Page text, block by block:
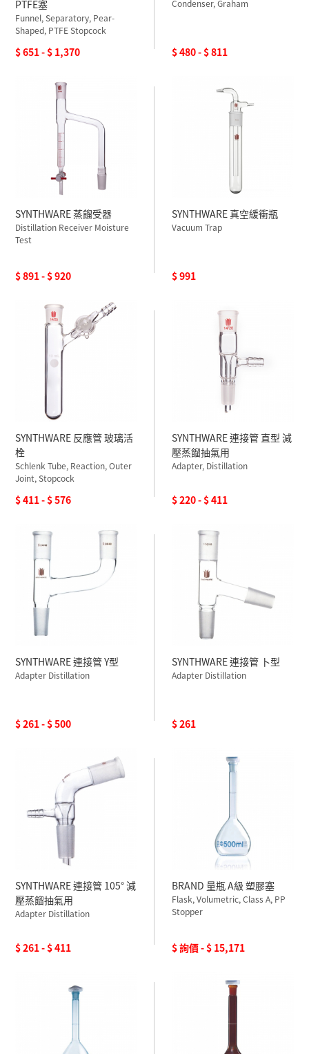
PTFE塞
Funnel, Separatory, Pear-
Shaped, PTFE Stopcock
$ 651 - $ 1,370
Condenser, Graham
$ 480 - $ 811
SYNTHWARE 蒸餾受器
Distillation Receiver Moisture
Test
$ 891 - $ 920
SYNTHWARE 真空緩衝瓶
Vacuum Trap
$ 991
SYNTHWARE 反應管 玻璃活
栓
Schlenk Tube, Reaction, Outer
Joint, Stopcock
$ 411 - $ 576
SYNTHWARE 連接管 直型 減
壓蒸餾抽氣用
Adapter, Distillation
$ 220 - $ 411
SYNTHWARE 連接管 Y型
Adapter Distillation
$ 261 - $ 500
SYNTHWARE 連接管 卜型
Adapter Distillation
$ 261
SYNTHWARE 連接管 105° 減
壓蒸餾抽氣用
Adapter Distillation
$ 261 - $ 411
BRAND 量瓶 A級 塑膠塞
Flask, Volumetric, Class A, PP
Stopper
$ 詢價 - $ 15,171